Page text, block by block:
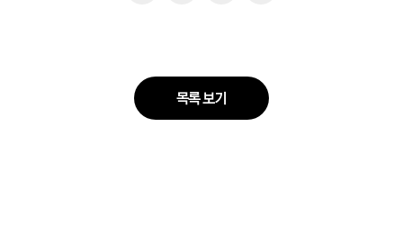
목록 보기